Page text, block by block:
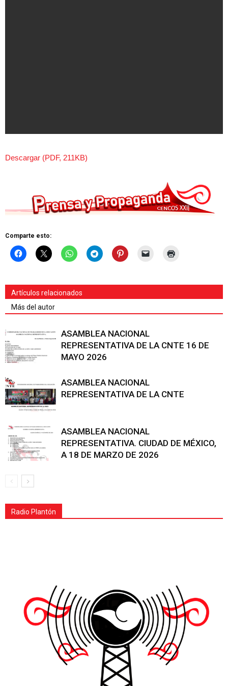
Descargar (PDF, 211KB)
Comparte esto:
Artículos relacionados
Más del autor
ASAMBLEA NACIONAL
REPRESENTATIVA DE LA CNTE 16 DE
MAYO 2026
ASAMBLEA NACIONAL
REPRESENTATIVA DE LA CNTE
ASAMBLEA NACIONAL
REPRESENTATIVA. CIUDAD DE MÉXICO,
A 18 DE MARZO DE 2026
Radio Plantón